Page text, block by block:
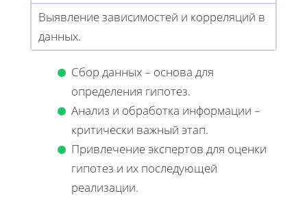
Выявление зависимостей и корреляций в
данных.
Сбор данных – основа для
определения гипотез.
Анализ и обработка информации –
критически важный этап.
Привлечение экспертов для оценки
гипотез и их последующей
реализации.